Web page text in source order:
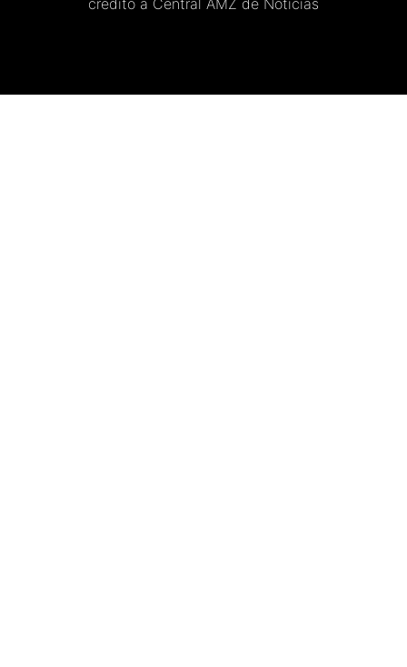
credito a Central AMZ de Noticias